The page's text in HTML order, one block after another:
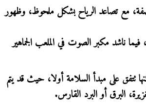
مع تصاعد الرياح بشكل ملحوظ، وظهور
فيما ناشد مكبر الصوت في الملعب الجماهير
تتفق على مبدأ السلامة أولا، حيث قد يتم
البرق أو البرد القارس.